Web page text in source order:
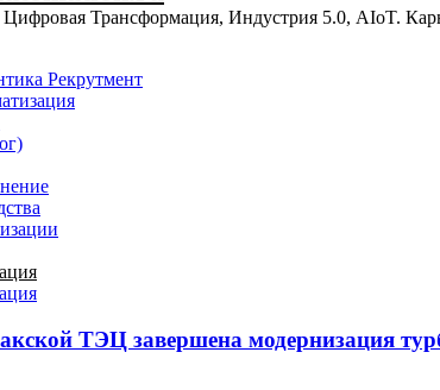
Трансформация, Индустрия 5.0, AIoT.
Рекрутмент
ТЭЦ завершена модернизация